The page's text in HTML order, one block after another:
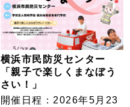
横浜市民防災センター
「親子で楽しくまなぼう
さい！」
開催日程：2026年5月23